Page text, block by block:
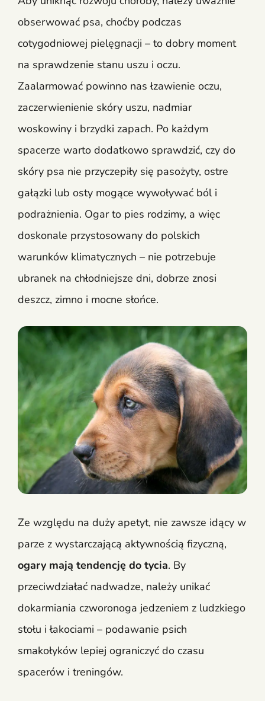
obserwować psa, choćby podczas
cotygodniowej pielęgnacji – to dobry moment
na sprawdzenie stanu uszu i oczu.
Zaalarmować powinno nas łzawienie oczu,
zaczerwienienie skóry uszu, nadmiar
woskowiny i brzydki zapach. Po każdym
spacerze warto dodatkowo sprawdzić, czy do
skóry psa nie przyczepiły się pasożyty, ostre
gałązki lub osty mogące wywoływać ból i
podrażnienia. Ogar to pies rodzimy, a więc
doskonale przystosowany do polskich
warunków klimatycznych – nie potrzebuje
ubranek na chłodniejsze dni, dobrze znosi
deszcz, zimno i mocne słońce.
Ze względu na duży apetyt, nie zawsze idący w
parze z wystarczającą aktywnością fizyczną,
ogary mają tendencję do tycia. By
przeciwdziałać nadwadze, należy unikać
dokarmiania czworonoga jedzeniem z ludzkiego
stołu i łakociami – podawanie psich
smakołyków lepiej ograniczyć do czasu
spacerów i treningów.